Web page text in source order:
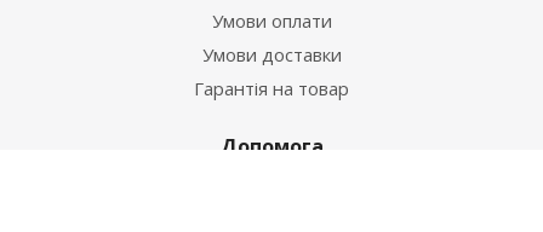
Умови оплати
Умови доставки
Гарантія на товар
Допомога